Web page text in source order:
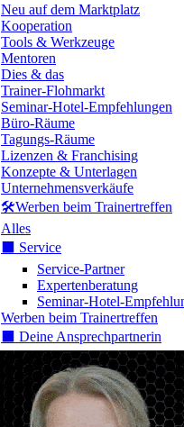
Neu auf dem Marktplatz
Kooperation
Tools & Werkzeuge
Mentoren
Dies & das
Trainer-Flohmarkt
Seminar-Hotel-Empfehlungen
Büro-Räume
Tagungs-Räume
Lizenzen & Franchising
Konzepte & Unterlagen
Unternehmensverkäufe
🛠️Werben beim Trainertreffen
Alles
⬛️ Service
Service-Partner
Expertenberatung
Seminar-Hotel-
Werben beim Trainertreffen
⬛️ Deine Ansprechpartnerin